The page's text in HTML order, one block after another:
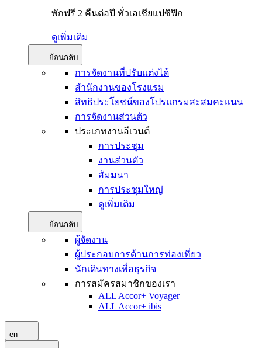
พักฟรี 2 คืนต่อปี ทั่วเอเชียแปซิฟิก
ดูเพิ่มเติม
ย้อนกลับ
การจัดงานที่ปรับแต่งได้
สำนักงานของโรงแรม
สิทธิประโยชน์ของโปรแกรมสะสมคะแนน
การจัดงานส่วนตัว
ประเภทงานอีเวนต์
การประชุม
งานส่วนตัว
สัมมนา
การประชุมใหญ่
ดูเพิ่มเติม
ย้อนกลับ
ผู้จัดงาน
ผู้ประกอบการด้านการท่องเที่ยว
นักเดินทางเพื่อธุรกิจ
การสมัครสมาชิกของเรา
ALL Accor+ Voyager
ALL Accor+ ibis
en